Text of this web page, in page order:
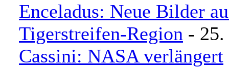
Enceladus: Neue Bilder
Tigerstreifen-Region - 25.
Cassini: NASA verlängert